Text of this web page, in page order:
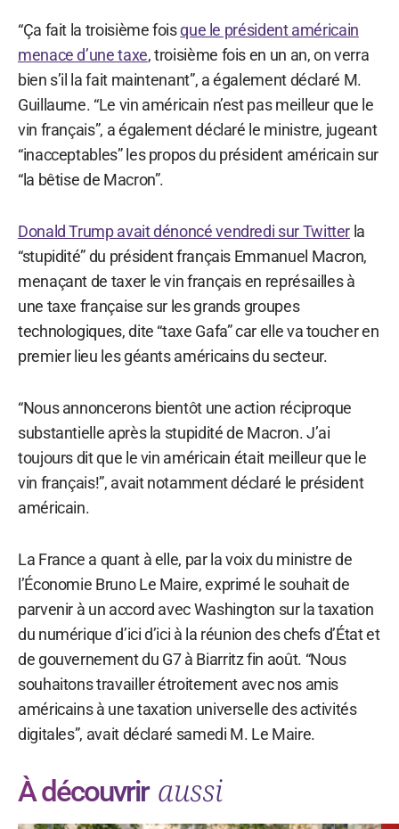
“Ça fait la troisième foisque le président américain
menace d’une taxe, troisième fois en un an, on verra
bien s’il la fait maintenant”, a également déclaré M.
Guillaume. “Le vin américain n’est pas meilleur que le
vin français”, a également déclaré le ministre, jugeant
“inacceptables” les propos du président américain sur
“la bêtise de Macron”.
Donald Trump avait dénoncé vendredi sur Twitter la
“stupidité” du président français Emmanuel Macron,
menaçant de taxer le vin français en représailles à
une taxe française sur les grands groupes
technologiques, dite “taxe Gafa” car elle va toucher en
premier lieu les géants américains du secteur.
“Nous annoncerons bientôt une action réciproque
substantielle après la stupidité de Macron. J’ai
toujours dit que le vin américain était meilleur que le
vin français!”, avait notamment déclaré le président
américain.
La France a quant à elle, par la voix du ministre de
l’Économie Bruno Le Maire, exprimé le souhait de
parvenir à un accord avec Washington sur la taxation
du numérique d’ici d’ici à la réunion des chefs d’État et
de gouvernement du G7 à Biarritz fin août. “Nous
souhaitons travailler étroitement avec nos amis
américains à une taxation universelle des activités
digitales”, avait déclaré samedi M. Le Maire.
À découvrir aussi